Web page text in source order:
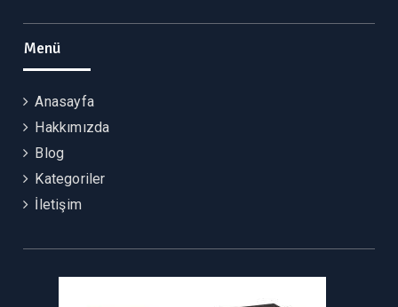
Menü
Anasayfa
Hakkımızda
Blog
Kategoriler
İletişim